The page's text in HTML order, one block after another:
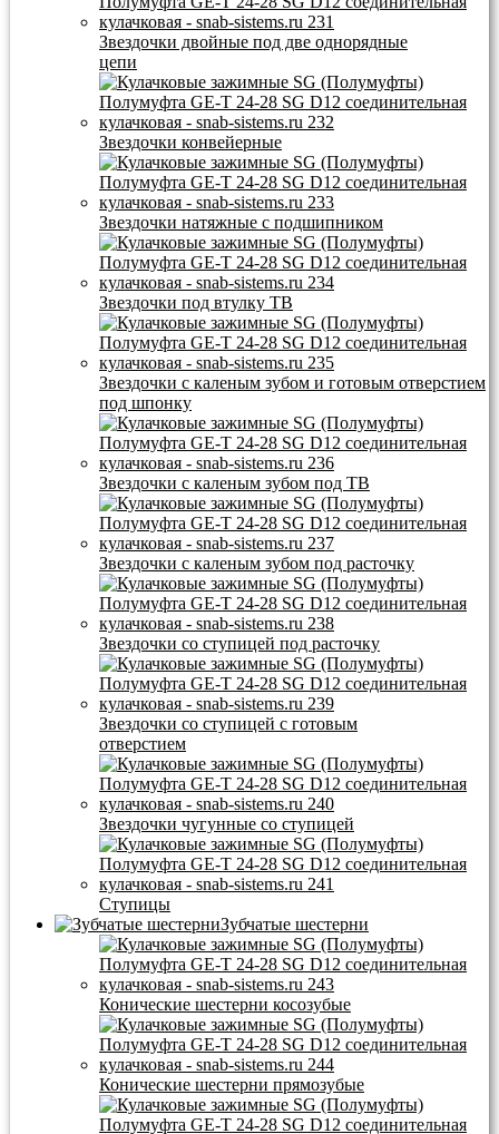
Звездочки двойные под две однорядные
цепи
Звездочки конвейерные
Звездочки натяжные с подшипником
Звездочки под втулку ТВ
Звездочки с каленым зубом и готовым отверстием
под шпонку
Звездочки с каленым зубом под ТВ
Звездочки с каленым зубом под расточку
Звездочки со ступицей под расточку
Звездочки со ступицей с готовым
отверстием
Звездочки чугунные со ступицей
Ступицы
Зубчатые шестерни
Конические шестерни косозубые
Конические шестерни прямозубые